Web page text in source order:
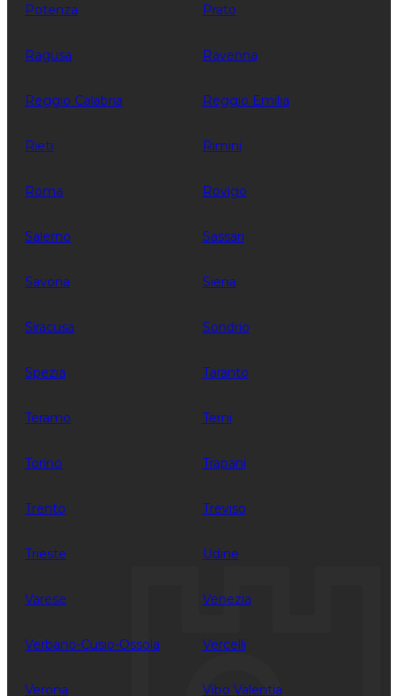
Potenza Prato
Ragusa Ravenna
Reggio Calabria Reggio Emilia
Rieti Rimini
Roma Rovigo
Salerno Sassari
Savona Siena
Siracusa Sondrio
Spezia Taranto
Teramo Terni
Torino Trapani
Trento Treviso
Trieste Udine
Varese Venezia
Verbano-Cusio-Ossola Vercelli
Verona Vibo Valentia